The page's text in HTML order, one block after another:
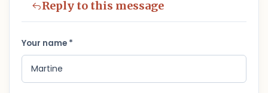
Reply to this message
Your name *